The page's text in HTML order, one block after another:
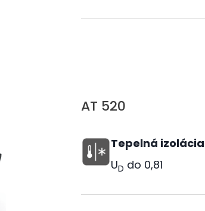
AT 520
Tepelná izolácia
UD do 0,81